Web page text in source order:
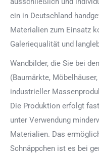
ein in Deutschland
Materialien zum Einsatz
Galeriequalität und
Wandbilder, die Sie bei
(Baumärkte,
industrieller
Die Produktion erfolgt
unter Verwendung
Materialien. Das
Schnäppchen ist es bei